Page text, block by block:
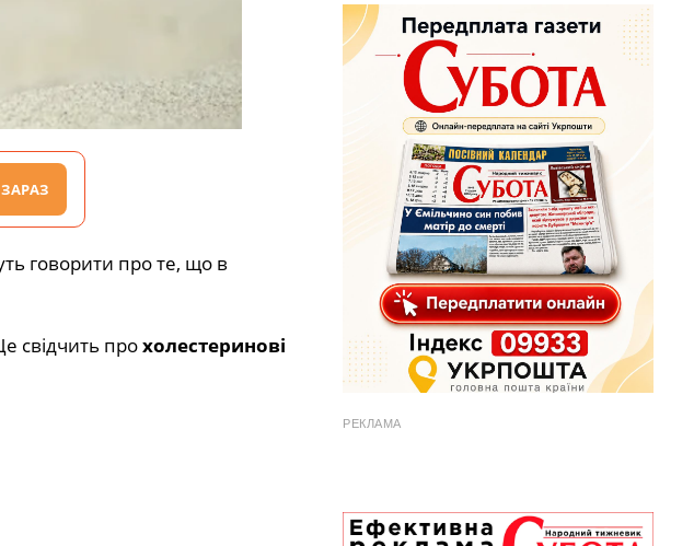
говорити про те, що в
свідчить прохолестеринові
РЕКЛАМА